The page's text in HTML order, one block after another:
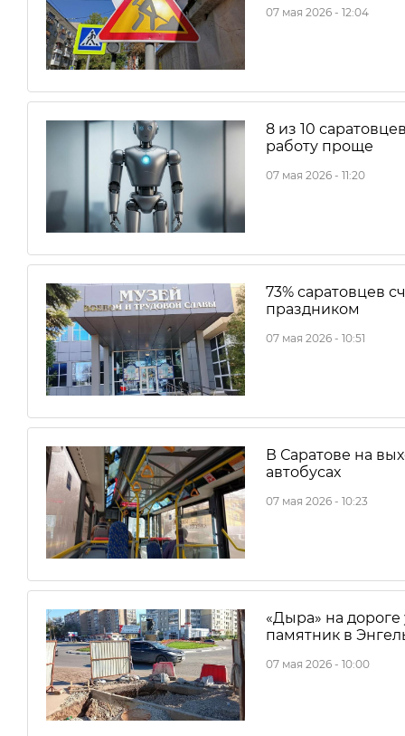
07 мая 2026 - 12:04
8 из 10
работу проще
07 мая 2026 - 11:20
73% саратовцев
праздником
07 мая 2026 - 10:51
В Саратове на
автобусах
07 мая 2026 - 10:23
«Дыра» на
памятник в
07 мая 2026 - 10:00